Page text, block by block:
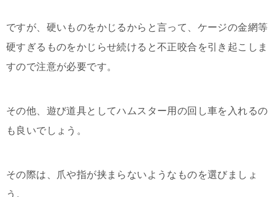
ですが、硬いものをかじるからと言って、ケージの金網等
硬すぎるものをかじらせ続けると不正咬合を引き起こしま
すので注意が必要です。
その他、遊び道具としてハムスター用の回し車を入れるの
も良いでしょう。
その際は、爪や指が挟まらないようなものを選びましょ
う。